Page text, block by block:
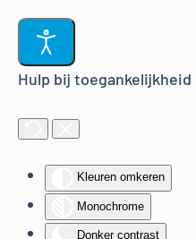
Hulp bij toegankelijkheid
Kleuren omkeren
Monochrome
Donker contrast
Terug naar hoofdinhoud